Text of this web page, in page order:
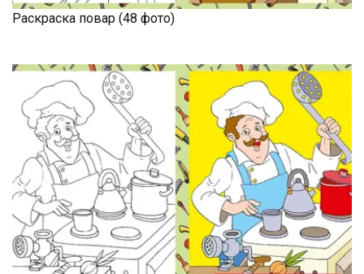
Раскраска повар (48 фото)